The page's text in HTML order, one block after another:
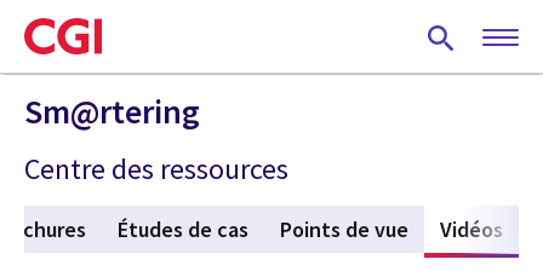
Skip
to
main
content
Sm@rtering
Centre des ressources
Études de cas Points de vue Vidéos